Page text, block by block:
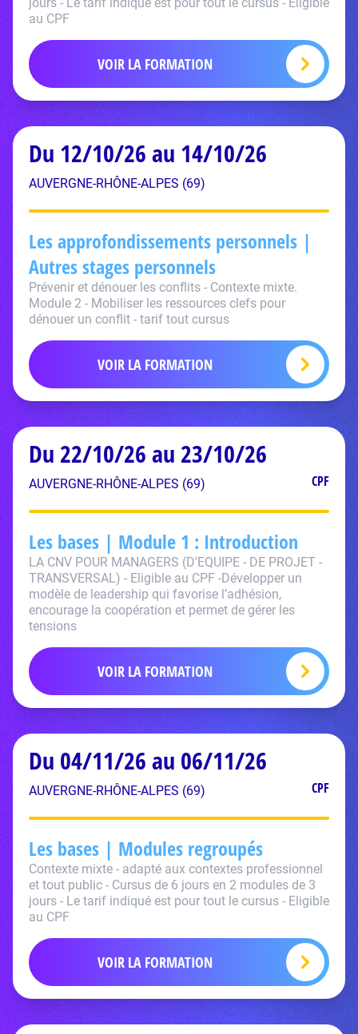
au CPF
VOIR LA FORMATION
Du 12/10/26 au 14/10/26
AUVERGNE-RHÔNE-ALPES (69)
Les approfondissements personnels |
Autres stages personnels
Prévenir et dénouer les conflits - Contexte mixte.
Module 2 - Mobiliser les ressources clefs pour
dénouer un conflit - tarif tout cursus
VOIR LA FORMATION
Du 22/10/26 au 23/10/26
AUVERGNE-RHÔNE-ALPES (69) CPF
Les bases | Module 1 : Introduction
LA CNV POUR MANAGERS (D'EQUIPE - DE PROJET -
TRANSVERSAL) - Eligible au CPF -Développer un
modèle de leadership qui favorise l’adhésion,
encourage la coopération et permet de gérer les
tensions
VOIR LA FORMATION
Du 04/11/26 au 06/11/26
AUVERGNE-RHÔNE-ALPES (69) CPF
Les bases | Modules regroupés
Contexte mixte - adapté aux contextes professionnel
et tout public - Cursus de 6 jours en 2 modules de 3
jours - Le tarif indiqué est pour tout le cursus - Eligible
au CPF
VOIR LA FORMATION